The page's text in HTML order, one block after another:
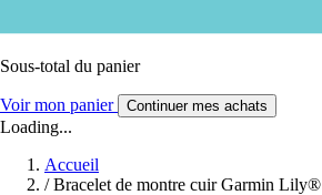
Sous-total du panier
Voir mon panier Continuer mes achats
Loading...
Accueil
/ Bracelet de montre cuir Garmin Lily®